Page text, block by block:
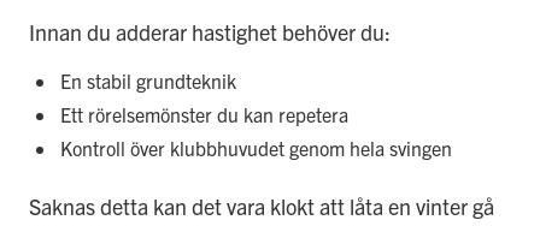
Innan du adderar hastighet behöver du:
En stabil grundteknik
Ett rörelsemönster du kan repetera
Kontroll över klubbhuvudet genom hela svingen
Saknas detta kan det vara klokt att låta en vinter gå